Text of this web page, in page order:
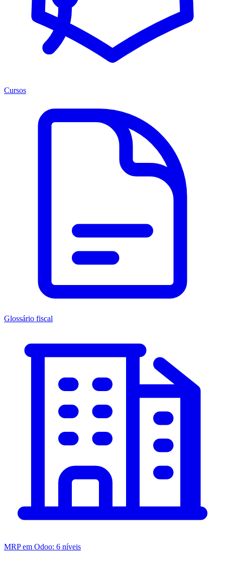
Cursos
Glossário fiscal
MRP em Odoo: 6 níveis